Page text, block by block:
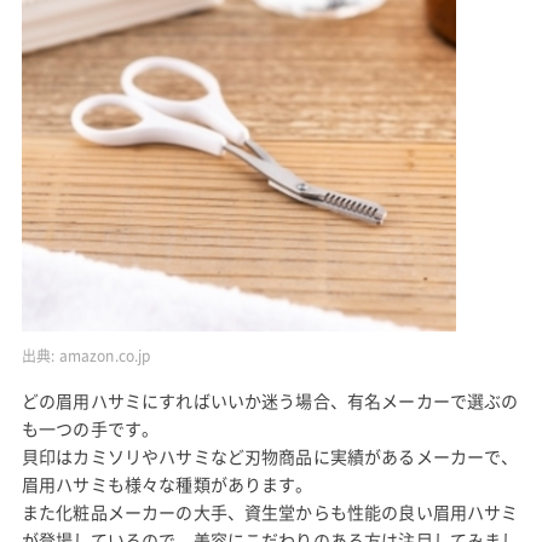
出典: amazon.co.jp
どの眉用ハサミにすればいいか迷う場合、有名メーカーで選ぶの
も一つの手です。
貝印はカミソリやハサミなど刃物商品に実績があるメーカーで、
眉用ハサミも様々な種類があります。
また化粧品メーカーの大手、資生堂からも性能の良い眉用ハサミ